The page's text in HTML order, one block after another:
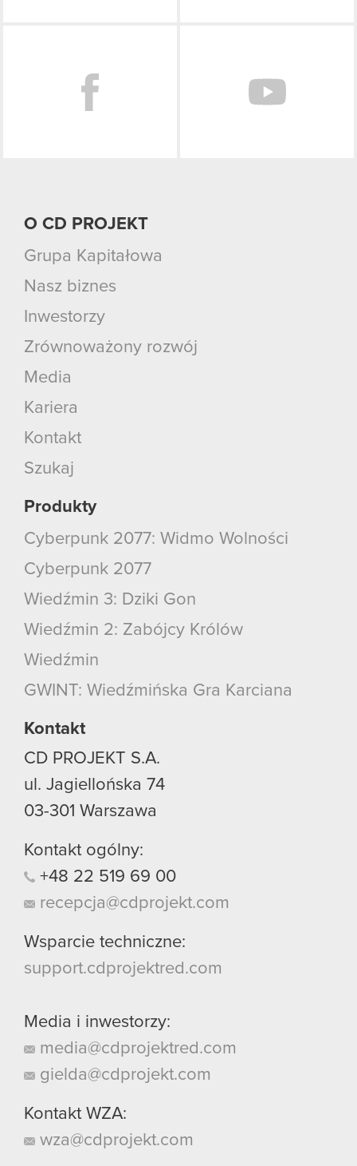
O CD PROJEKT
Grupa Kapitałowa
Nasz biznes
Inwestorzy
Zrównoważony rozwój
Media
Kariera
Kontakt
Szukaj
Produkty
Cyberpunk 2077: Widmo Wolności
Cyberpunk 2077
Wiedźmin 3: Dziki Gon
Wiedźmin 2: Zabójcy Królów
Wiedźmin
GWINT: Wiedźmińska Gra Karciana
Kontakt
CD PROJEKT S.A.
ul. Jagiellońska 74
03-301 Warszawa
Kontakt ogólny:
+48 22 519 69 00
recepcja@cdprojekt.com
Wsparcie techniczne:
support.cdprojektred.com
Media i inwestorzy:
media@cdprojektred.com
gielda@cdprojekt.com
Kontakt WZA:
wza@cdprojekt.com